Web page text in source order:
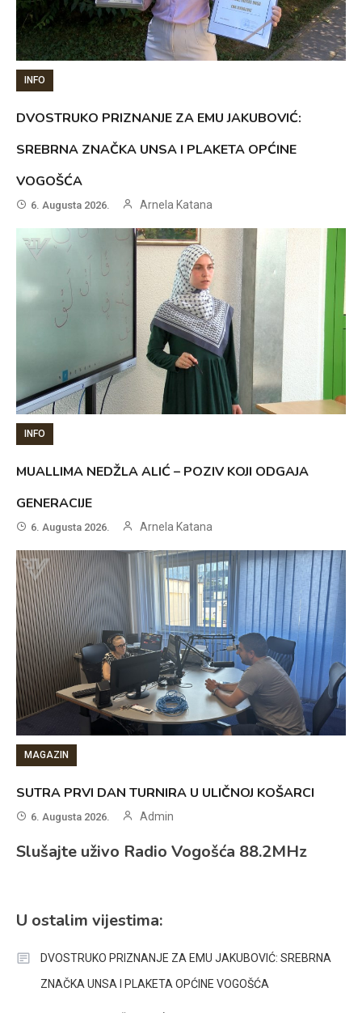
INFO
DVOSTRUKO PRIZNANJE ZA EMU JAKUBOVIĆ:
SREBRNA ZNAČKA UNSA I PLAKETA OPĆINE
VOGOŠĆA
6. Augusta 2026. Arnela Katana
INFO
MUALLIMA NEDŽLA ALIĆ – POZIV KOJI ODGAJA
GENERACIJE
6. Augusta 2026. Arnela Katana
MAGAZIN
SUTRA PRVI DAN TURNIRA U ULIČNOJ KOŠARCI
6. Augusta 2026. Admin
Slušajte uživo Radio Vogošća 88.2MHz
U ostalim vijestima:
DVOSTRUKO PRIZNANJE ZA EMU JAKUBOVIĆ: SREBRNA
ZNAČKA UNSA I PLAKETA OPĆINE VOGOŠĆA